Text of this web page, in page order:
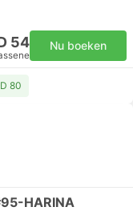
54 Nu boeken
80
HARINA